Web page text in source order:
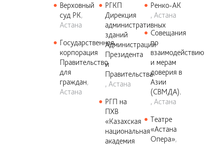
Верховный
суд РК
Астана
Государственная
корпорация
Правительство
для
граждан
Астана
РГКП
Дирекция
административных
зданий
Администрации
Президента
и
Правительства
Астана
РГП на
ПХВ
«Казахская
национальная
академия
Ренко-АК
Астана
Совещания
по
взаимодействию
и мерам
доверия в
Азии
(СВМДА).
Астана
Театре
«Астана
Опера»